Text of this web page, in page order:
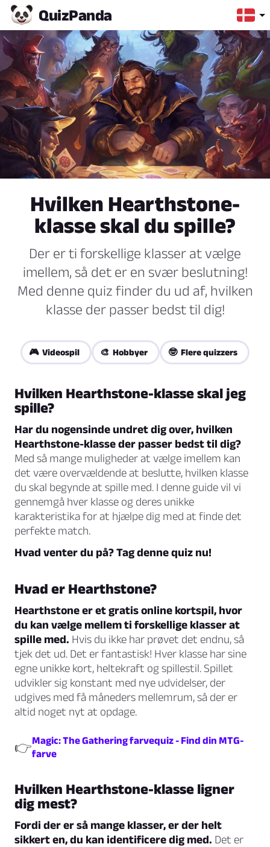
QuizPanda
Hvilken Hearthstone-
klasse skal du spille?
Der er ti forskellige klasser at vælge
imellem, så det er en svær beslutning!
Med denne quiz finder du ud af, hvilken
klasse der passer bedst til dig!
🎮 Videospil 🎨 Hobbyer 🤓 Flere quizzers
Hvilken Hearthstone-klasse skal jeg
spille?
Har du nogensinde undret dig over, hvilken
Hearthstone-klasse der passer bedst til dig?
Med så mange muligheder at vælge imellem kan
det være overvældende at beslutte, hvilken klasse
du skal begynde at spille med. I denne guide vil vi
gennemgå hver klasse og deres unikke
karakteristika for at hjælpe dig med at finde det
perfekte match.
Hvad venter du på? Tag denne quiz nu!
Hvad er Hearthstone?
Hearthstone er et gratis online kortspil, hvor
du kan vælge mellem ti forskellige klasser at
spille med. Hvis du ikke har prøvet det endnu, så
tjek det ud. Det er fantastisk! Hver klasse har sine
egne unikke kort, heltekraft og spillestil. Spillet
udvikler sig konstant med nye udvidelser, der
udgives med få måneders mellemrum, så der er
altid noget nyt at opdage.
👉 Magic: The Gathering farvequiz - Find din MTG-
farve
Hvilken Hearthstone-klasse ligner
dig mest?
Fordi der er så mange klasser, er der helt
sikkert en, du kan identificere dig med. Det er